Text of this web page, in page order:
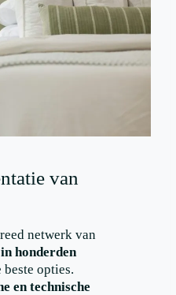
van
netwerk van
honderden
opties.
en technische